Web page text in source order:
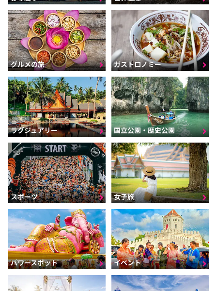
グルメの旅 ガストロノミー
ラグジュアリー 国立公園・歴史公園
スポーツ 女子旅
パワースポット イベント